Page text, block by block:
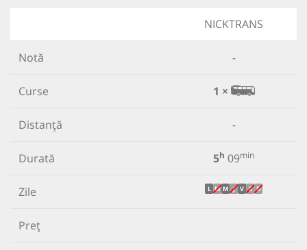
NICKTRANS
Notă -
Curse 1 ×
Distanță -
Durată 5h 09min
Zile L M M J V S D
Preț